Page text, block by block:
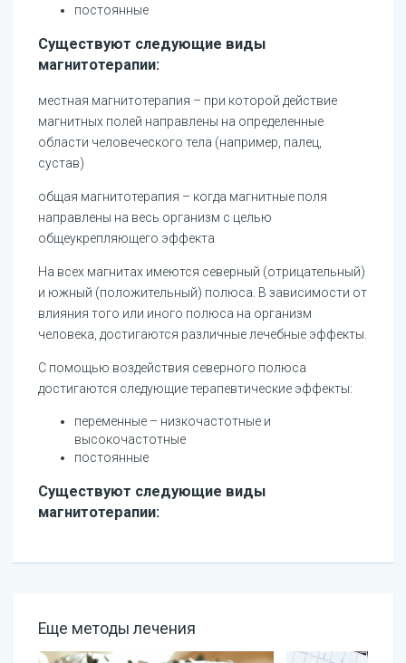
постоянные
Существуют следующие виды
магнитотерапии:
местная магнитотерапия – при которой действие
магнитных полей направлены на определенные
области человеческого тела (например, палец,
сустав)
общая магнитотерапия – когда магнитные поля
направлены на весь организм с целью
общеукрепляющего эффекта
На всех магнитах имеются северный (отрицательный)
и южный (положительный) полюса. В зависимости от
влияния того или иного полюса на организм
человека, достигаются различные лечебные эффекты.
С помощью воздействия северного полюса
достигаются следующие терапевтические эффекты:
переменные – низкочастотные и
высокочастотные
постоянные
Существуют следующие виды
магнитотерапии:
Еще методы лечения